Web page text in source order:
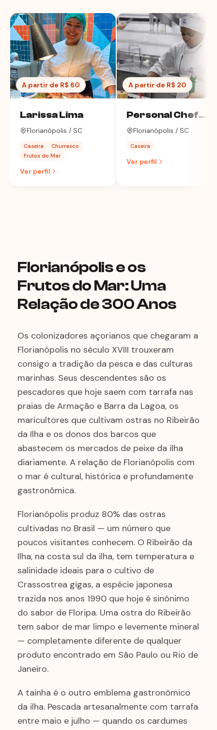
A partir de R$ 60
Larissa Lima
Florianópolis / SC
Caseira
Churrasco
Frutos do Mar
Ver perfil
A partir de R$ 20
Personal Chef
Lidia
Florianópolis / SC
Caseira
Ver perfil
Florianópolis e os
Frutos do Mar: Uma
Relação de 300 Anos
Os colonizadores açorianos que chegaram a
Florianópolis no século XVIII trouxeram
consigo a tradição da pesca e das culturas
marinhas. Seus descendentes são os
pescadores que hoje saem com tarrafa nas
praias de Armação e Barra da Lagoa, os
maricultores que cultivam ostras no Ribeirão
da Ilha e os donos dos barcos que
abastecem os mercados de peixe da ilha
diariamente. A relação de Florianópolis com
o mar é cultural, histórica e profundamente
gastronômica.
Florianópolis produz 80% das ostras
cultivadas no Brasil — um número que
poucos visitantes conhecem. O Ribeirão da
Ilha, na costa sul da ilha, tem temperatura e
salinidade ideais para o cultivo de
Crassostrea gigas, a espécie japonesa
trazida nos anos 1990 que hoje é sinônimo
do sabor de Floripa. Uma ostra do Ribeirão
tem sabor de mar limpo e levemente mineral
— completamente diferente de qualquer
produto encontrado em São Paulo ou Rio de
Janeiro.
A tainha é o outro emblema gastronômico
da ilha. Pescada artesanalmente com tarrafa
entre maio e julho — quando os cardumes